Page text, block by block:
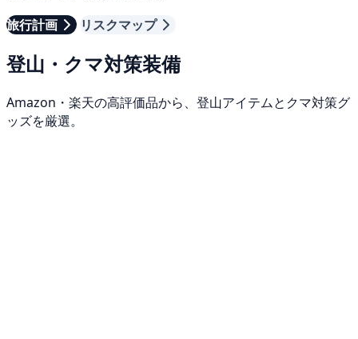
旅行計画
リスクマップ
登山・クマ対策装備
Amazon・楽天の高評価品から、登山アイテムとクマ対策グ
ッズを厳選。